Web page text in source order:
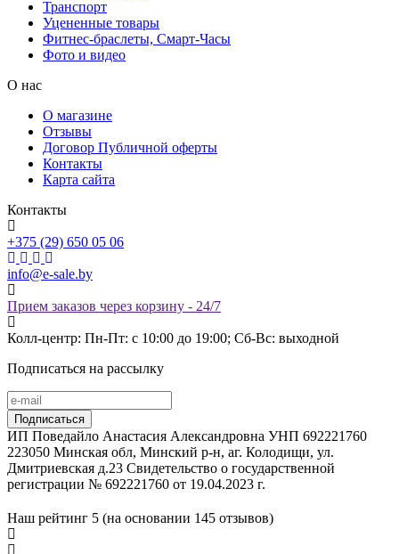
Транспорт
Уцененные товары
Фитнес-браслеты, Смарт-Часы
Фото и видео
О нас
О магазине
Отзывы
Договор Публичной оферты
Контакты
Карта сайта
Контакты
+375 (29) 650 05 06
info@e-sale.by
Прием заказов через корзину - 24/7
Колл-центр: Пн-Пт: с 10:00 до 19:00; Сб-Вс: выходной
Подписаться на рассылку
ИП Поведайло Анастасия Александровна УНП 692221760
223050 Минская обл, Минский р-н, аг. Колодищи, ул.
Дмитриевская д.23 Свидетельство о государственной
регистрации № 692221760 от 19.04.2023 г.
Наш рейтинг 5 (на основании 145 отзывов)